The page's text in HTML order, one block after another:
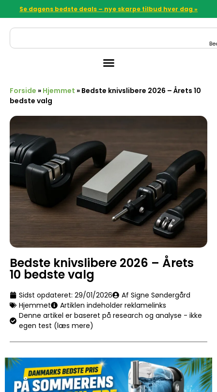
Se dagens bedste deals – nye skarpe tilbud hver dag »
Forside » Hjemmet » Bedste knivslibere 2026 – Årets 10
bedste valg
Bedste knivslibere 2026 – Årets
10 bedste valg
Sidst opdateret: 29/01/2026
Af Signe Søndergård
Hjemmet
Artiklen indeholder reklamelinks
Denne artikel er baseret på research og analyse - ikke
egen test (læs mere)